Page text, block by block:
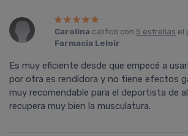
Carolina calificó con 5 estrellas el
Farmacia Leloir.
Es muy eficiente desde que empecé a
por otra es rendidora y no tiene efectos
muy recomendable para el deportista de
recupera muy bien la musculatura.